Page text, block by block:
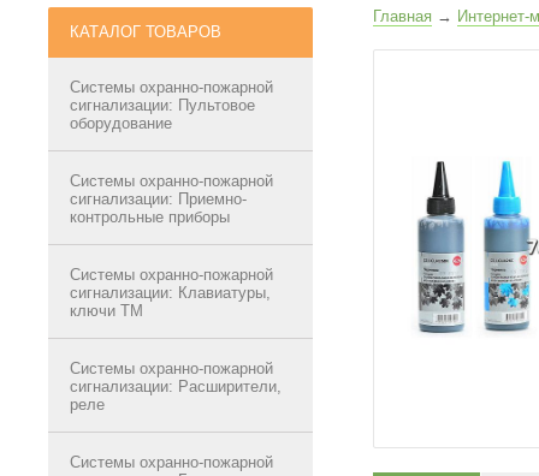
КАТАЛОГ ТОВАРОВ
Системы охранно-пожарной
сигнализации: Пультовое
оборудование
Системы охранно-пожарной
сигнализации: Приемно-
контрольные приборы
Системы охранно-пожарной
сигнализации: Клавиатуры,
ключи ТМ
Системы охранно-пожарной
сигнализации: Расширители,
реле
Системы охранно-пожарной
Главная → Интернет-